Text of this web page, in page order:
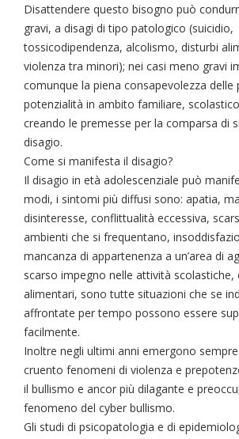
Disattendere questo bisogno può
gravi, a disagi di tipo patologico (suicidio,
tossicodipendenza, alcolismo, disturbi
violenza tra minori); nei casi meno gravi
comunque la piena consapevolezza delle
potenzialità in ambito familiare,
creando le premesse per la comparsa di
disagio.
Come si manifesta il disagio?
Il disagio in età adolescenziale può
modi, i sintomi più diffusi sono: apatia,
disinteresse, conflittualità eccessiva,
ambienti che si frequentano,
mancanza di appartenenza a un’area di
scarso impegno nelle attività scolastiche,
alimentari, sono tutte situazioni che se
affrontate per tempo possono essere
facilmente.
Inoltre negli ultimi anni emergono
cruento fenomeni di violenza e
il bullismo e ancor più dilagante e
fenomeno del cyber bullismo.
Gli studi di psicopatologia e di